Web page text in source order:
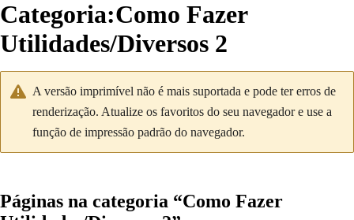
Categoria:Como Fazer
Utilidades/Diversos 2
A versão imprimível não é mais suportada e pode ter erros de
renderização. Atualize os favoritos do seu navegador e use a
função de impressão padrão do navegador.
Páginas na categoria “Como Fazer